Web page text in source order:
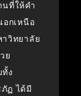
ที่ให้คำ
อกเหนือ
วิทยาลัย
ย
ง
ฏ ได้มี